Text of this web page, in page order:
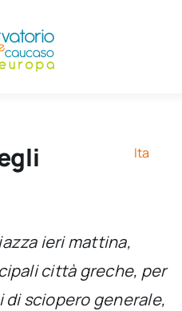
Ita
ieri mattina,
città greche, per
di sciopero generale,